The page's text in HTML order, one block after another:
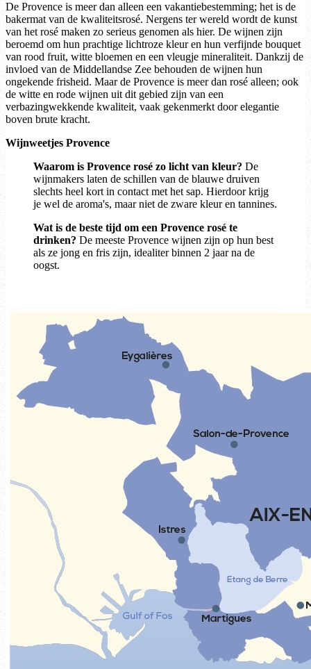
De Provence is meer dan alleen een vakantiebestemming; het is de
bakermat van de kwaliteitsrosé. Nergens ter wereld wordt de kunst
van het rosé maken zo serieus genomen als hier. De wijnen zijn
beroemd om hun prachtige lichtroze kleur en hun verfijnde bouquet
van rood fruit, witte bloemen en een vleugje mineraliteit. Dankzij de
invloed van de Middellandse Zee behouden de wijnen hun
ongekende frisheid. Maar de Provence is meer dan rosé alleen; ook
de witte en rode wijnen uit dit gebied zijn van een
verbazingwekkende kwaliteit, vaak gekenmerkt door elegantie
boven brute kracht.
Wijnweetjes Provence
Waarom is Provence rosé zo licht van kleur? De
wijnmakers laten de schillen van de blauwe druiven
slechts heel kort in contact met het sap. Hierdoor krijg
je wel de aroma's, maar niet de zware kleur en tannines.
Wat is de beste tijd om een Provence rosé te
drinken? De meeste Provence wijnen zijn op hun best
als ze jong en fris zijn, idealiter binnen 2 jaar na de
oogst.